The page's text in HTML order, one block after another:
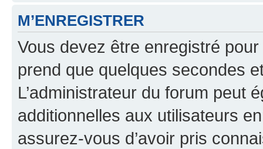
M’ENREGISTRER
Vous devez être enregistré
prend que quelques secondes
L’administrateur du forum peut
additionnelles aux utilisateurs
assurez-vous d’avoir pris